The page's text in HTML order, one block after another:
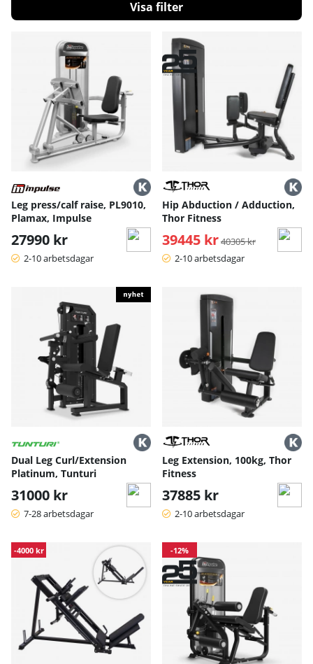
Filtrera
Produkter
Leg press/calf raise, PL9010,
Plamax, Impulse
27990 kr
2-10 arbetsdagar
Hip Abduction / Adduction,
Thor Fitness
39445 kr Ordinarie pris:
40305 kr
2-10 arbetsdagar
Dual Leg Curl/Extension
Platinum, Tunturi
31000 kr
7-28 arbetsdagar
Leg Extension, 100kg, Thor
Fitness
37885 kr
2-10 arbetsdagar
-4000 kr -12%